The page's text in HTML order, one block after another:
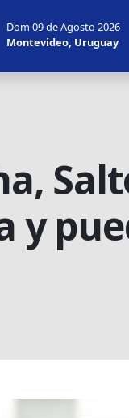
Dom 09 de Agosto 2026
Montevideo, Uruguay
y